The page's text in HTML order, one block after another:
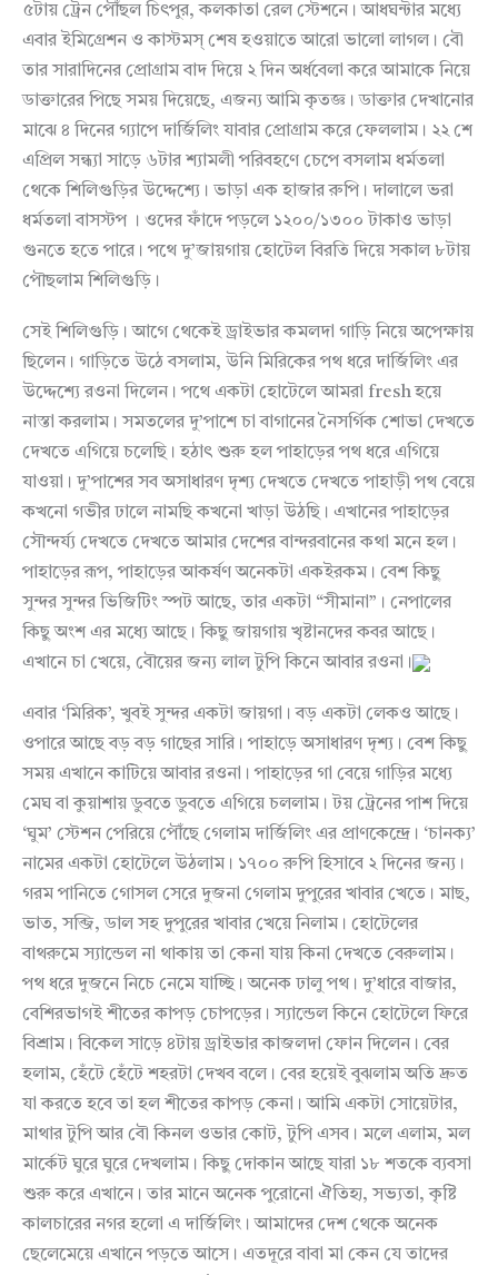
৫টায় ট্রেন পৌঁছল চিৎপুর, কলকাতা রেল স্টেশনে। আধঘন্টার মধ্যে
এবার ইমিগ্রেশন ও কাস্টমস্ শেষ হওয়াতে আরো ভালো লাগল। বৌ
তার সারাদিনের প্রোগ্রাম বাদ দিয়ে ২ দিন অর্ধবেলা করে আমাকে নিয়ে
ডাক্তারের পিছে সময় দিয়েছে, এজন্য আমি কৃতজ্ঞ। ডাক্তার দেখানোর
মাঝে ৪ দিনের গ্যাপে দার্জিলিং যাবার প্রোগ্রাম করে ফেললাম। ২২ শে
এপ্রিল সন্ধ্যা সাড়ে ৬টার শ্যামলী পরিবহণে চেপে বসলাম ধর্মতলা
থেকে শিলিগুড়ির উদ্দেশ্যে। ভাড়া এক হাজার রুপি। দালালে ভরা
ধর্মতলা বাসস্টপ । ওদের ফাঁদে পড়লে ১২০০/১৩০০ টাকাও ভাড়া
গুনতে হতে পারে। পথে দু’জায়গায় হোটেল বিরতি দিয়ে সকাল ৮টায়
পৌছলাম শিলিগুড়ি।
সেই শিলিগুড়ি। আগে থেকেই ড্রাইভার কমলদা গাড়ি নিয়ে অপেক্ষায়
ছিলেন। গাড়িতে উঠে বসলাম, উনি মিরিকের পথ ধরে দার্জিলিং এর
উদ্দেশ্যে রওনা দিলেন। পথে একটা হোটেলে আমরা fresh হয়ে
নাস্তা করলাম। সমতলের দু’পাশে চা বাগানের নৈসর্গিক শোভা দেখতে
দেখতে এগিয়ে চলেছি। হঠাৎ শুরু হল পাহাড়ের পথ ধরে এগিয়ে
যাওয়া। দু’পাশের সব অসাধারণ দৃশ্য দেখতে দেখতে পাহাড়ী পথ বেয়ে
কখনো গভীর ঢালে নামছি কখনো খাড়া উঠছি। এখানের পাহাড়ের
সৌন্দর্য্য দেখতে দেখতে আমার দেশের বান্দরবানের কথা মনে হল।
পাহাড়ের রূপ, পাহাড়ের আকর্ষণ অনেকটা একইরকম। বেশ কিছু
সুন্দর সুন্দর ভিজিটিং স্পট আছে, তার একটা “সীমানা”। নেপালের
কিছু অংশ এর মধ্যে আছে। কিছু জায়গায় খৃষ্টানদের কবর আছে।
এখানে চা খেয়ে, বৌয়ের জন্য লাল টুপি কিনে আবার রওনা।
এবার ‘মিরিক’, খুবই সুন্দর একটা জায়গা। বড় একটা লেকও আছে।
ওপারে আছে বড় বড় গাছের সারি। পাহাড়ে অসাধারণ দৃশ্য। বেশ কিছু
সময় এখানে কাটিয়ে আবার রওনা। পাহাড়ের গা বেয়ে গাড়ির মধ্যে
মেঘ বা কুয়াশায় ডুবতে ডুবতে এগিয়ে চললাম। টয় ট্রেনের পাশ দিয়ে
‘ঘুম’ স্টেশন পেরিয়ে পৌঁছে গেলাম দার্জিলিং এর প্রাণকেন্দ্রে। ‘চানক্য’
নামের একটা হোটেলে উঠলাম। ১৭০০ রুপি হিসাবে ২ দিনের জন্য।
গরম পানিতে গোসল সেরে দুজনা গেলাম দুপুরের খাবার খেতে। মাছ,
ভাত, সব্জি, ডাল সহ দুপুরের খাবার খেয়ে নিলাম। হোটেলের
বাথরুমে স্যান্ডেল না থাকায় তা কেনা যায় কিনা দেখতে বেরুলাম।
পথ ধরে দুজনে নিচে নেমে যাচ্ছি। অনেক ঢালু পথ। দু’ধারে বাজার,
বেশিরভাগই শীতের কাপড় চোপড়ের। স্যান্ডেল কিনে হোটেলে ফিরে
বিশ্রাম। বিকেল সাড়ে ৪টায় ড্রাইভার কাজলদা ফোন দিলেন। বের
হলাম, হেঁটে হেঁটে শহরটা দেখব বলে। বের হয়েই বুঝলাম অতি দ্রুত
যা করতে হবে তা হল শীতের কাপড় কেনা। আমি একটা সোয়েটার,
মাথার টুপি আর বৌ কিনল ওভার কোট, টুপি এসব। মলে এলাম, মল
মার্কেট ঘুরে ঘুরে দেখলাম। কিছু দোকান আছে যারা ১৮ শতকে ব্যবসা
শুরু করে এখানে। তার মানে অনেক পুরোনো ঐতিহ্য, সভ্যতা, কৃষ্টি
কালচারের নগর হলো এ দার্জিলিং। আমাদের দেশ থেকে অনেক
ছেলেমেয়ে এখানে পড়তে আসে। এতদূরে বাবা মা কেন যে তাদের